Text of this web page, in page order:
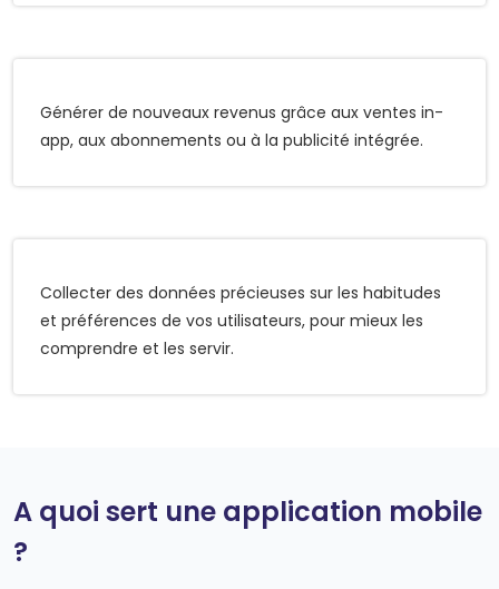
Générer de nouveaux revenus grâce aux ventes in-
app, aux abonnements ou à la publicité intégrée.
Collecter des données précieuses sur les habitudes
et préférences de vos utilisateurs, pour mieux les
comprendre et les servir.
A quoi sert une application mobile
?